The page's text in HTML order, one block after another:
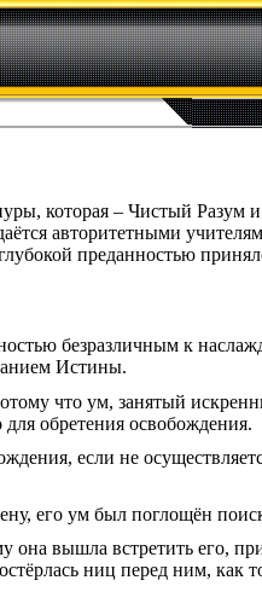
которая – Чистый Разум
авторитетными
преданностью
безразличным к
Истины.
что ум, занятый
обретения освобождения.
если не
его ум был поглощён
вышла встретить его,
ниц перед ним, как